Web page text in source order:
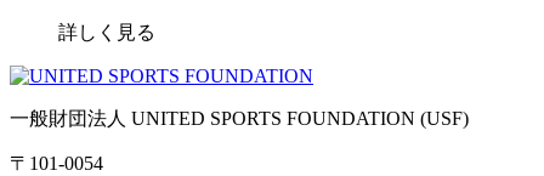
詳しく見る
一般財団法人 UNITED SPORTS FOUNDATION (USF)
〒101-0054